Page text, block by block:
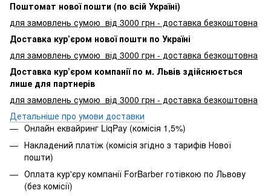
Поштомат нової пошти (по всій Україні)
для замовлень сумою від 3000 грн - доставка безкоштовна
Доставка кур’єром нової пошти по Україні
для замовлень сумою від 3000 грн - доставка безкоштовна
Доставка кур’єром компанії по м. Львів здійснюється
лише для партнерів
для замовлень сумою від 3000 грн - доставка безкоштовна
Детальніше про умови доставки
Онлайн еквайринг LiqPay (комісія 1,5%)
Накладений платіж (комісія згідно з тарифів Нової
пошти)
Оплата кур'єру компанії ForBarber готівкою по Львову
(без комісії)